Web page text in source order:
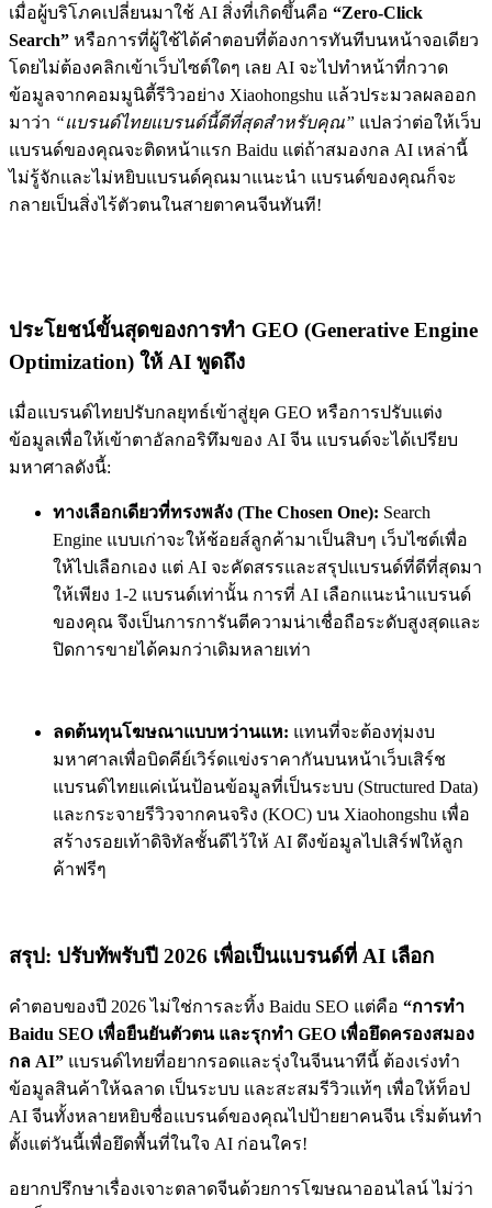
เมื่อผู้บริโภคเปลี่ยนมาใช้ AI สิ่งที่เกิดขึ้นคือ “Zero-Click
Search” หรือการที่ผู้ใช้ได้คำตอบที่ต้องการทันทีบนหน้าจอเดียว
โดยไม่ต้องคลิกเข้าเว็บไซต์ใดๆ เลย AI จะไปทำหน้าที่กวาด
ข้อมูลจากคอมมูนิตี้รีวิวอย่าง Xiaohongshu แล้วประมวลผลออก
มาว่า “แบรนด์ไทยแบรนด์นี้ดีที่สุดสำหรับคุณ” แปลว่าต่อให้เว็บ
แบรนด์ของคุณจะติดหน้าแรก Baidu แต่ถ้าสมองกล AI เหล่านี้
ไม่รู้จักและไม่หยิบแบรนด์คุณมาแนะนำ แบรนด์ของคุณก็จะ
กลายเป็นสิ่งไร้ตัวตนในสายตาคนจีนทันที!
ประโยชน์ขั้นสุดของการทำ GEO (Generative Engine
Optimization) ให้ AI พูดถึง
เมื่อแบรนด์ไทยปรับกลยุทธ์เข้าสู่ยุค GEO หรือการปรับแต่ง
ข้อมูลเพื่อให้เข้าตาอัลกอริทึมของ AI จีน แบรนด์จะได้เปรียบ
มหาศาลดังนี้:
ทางเลือกเดียวที่ทรงพลัง (The Chosen One): Search
Engine แบบเก่าจะให้ช้อยส์ลูกค้ามาเป็นสิบๆ เว็บไซต์เพื่อ
ให้ไปเลือกเอง แต่ AI จะคัดสรรและสรุปแบรนด์ที่ดีที่สุดมา
ให้เพียง 1-2 แบรนด์เท่านั้น การที่ AI เลือกแนะนำแบรนด์
ของคุณ จึงเป็นการการันตีความน่าเชื่อถือระดับสูงสุดและ
ปิดการขายได้คมกว่าเดิมหลายเท่า
ลดต้นทุนโฆษณาแบบหว่านแห: แทนที่จะต้องทุ่มงบ
มหาศาลเพื่อบิดคีย์เวิร์ดแข่งราคากันบนหน้าเว็บเสิร์ช
แบรนด์ไทยแค่เน้นป้อนข้อมูลที่เป็นระบบ (Structured Data)
และกระจายรีวิวจากคนจริง (KOC) บน Xiaohongshu เพื่อ
สร้างรอยเท้าดิจิทัลชั้นดีไว้ให้ AI ดึงข้อมูลไปเสิร์ฟให้ลูก
ค้าฟรีๆ
สรุป: ปรับทัพรับปี 2026 เพื่อเป็นแบรนด์ที่ AI เลือก
คำตอบของปี 2026 ไม่ใช่การละทิ้ง Baidu SEO แต่คือ “การทำ
Baidu SEO เพื่อยืนยันตัวตน และรุกทำ GEO เพื่อยึดครองสมอง
กล AI” แบรนด์ไทยที่อยากรอดและรุ่งในจีนนาทีนี้ ต้องเร่งทำ
ข้อมูลสินค้าให้ฉลาด เป็นระบบ และสะสมรีวิวแท้ๆ เพื่อให้ท็อป
AI จีนทั้งหลายหยิบชื่อแบรนด์ของคุณไปป้ายยาคนจีน เริ่มต้นทำ
ตั้งแต่วันนี้เพื่อยึดพื้นที่ในใจ AI ก่อนใคร!
อยากปรึกษาเรื่องเจาะตลาดจีนด้วยการโฆษณาออนไลน์ ไม่ว่า